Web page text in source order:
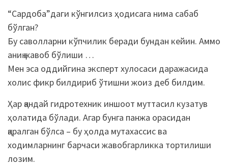
“Сардоба”даги кўнгилсиз ҳодисага нима сабаб
бўлган?
Бу саволларни кўпчилик беради бундан кейин. Аммо
аниқ жавоб бўлиши …
Мен эса оддийгина эксперт хулосаси даражасида
холис фикр билдириб ўтишни жоиз деб билдим.
Ҳар қандай гидротехник иншоот муттасил кузатув
ҳолатида бўлади. Агар бунга панжа орасидан
қаралган бўлса – бу ҳолда мутахассис ва
ходимларнинг барчаси жавобгарликка тортилиши
лозим.